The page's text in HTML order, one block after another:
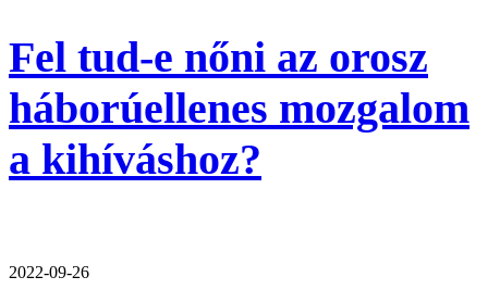
Fel tud-e nőni az orosz
háborúellenes mozgalom
a kihíváshoz?
2022-09-26